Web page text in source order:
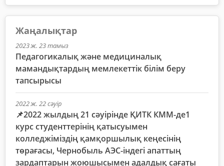
Жаңалықтар
2023 ж. 23 тамыз
Педагогикалық және медициналық
мамандықтардың мемлекеттік білім беру
тапсырысы
2022 ж. 22 сәуір
📌2022 жылдың 21 сәуірінде ҚИТК КММ-де1
курс студенттерінің қатысуымен
колледжіміздің қамқоршылық кеңесінің
төрағасы, Чернобыль АЭС-індегі апаттың
зардаптарын жоюшысымен адалдық сағаты